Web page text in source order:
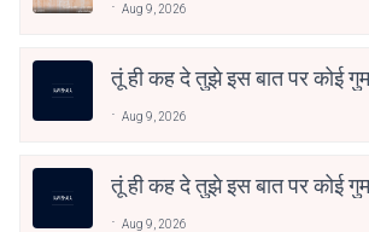
Aug 9, 2026
तूं ही कह दे तुझे इस बात पर कोई
Aug 9, 2026
तूं ही कह दे तुझे इस बात पर कोई
Aug 9, 2026